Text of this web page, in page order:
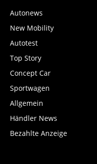
Autonews
New Mobility
Autotest
Top Story
Concept Car
Sportwagen
Allgemein
Händler News
Bezahlte Anzeige